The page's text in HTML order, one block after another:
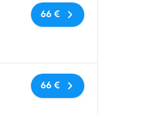
Sem etiquetas
66 €
Sem etiquetas
66 €